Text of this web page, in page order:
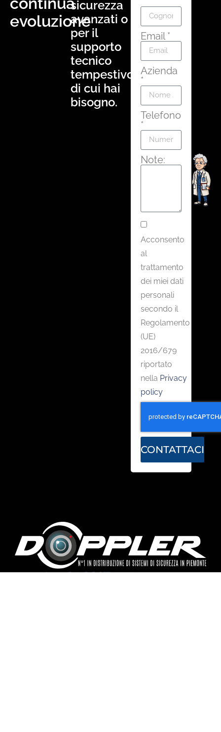
evoluzione
sicurezza
avanzati o
per il
supporto
tecnico
tempestivo
di cui hai
bisogno.
Email *
Azienda
*
Telefono
*
Note:
Acconsento
al
trattamento
dei miei dati
personali
secondo il
Regolamento
(UE)
2016/679
riportato
nella Privacy
policy
CONTATTACI